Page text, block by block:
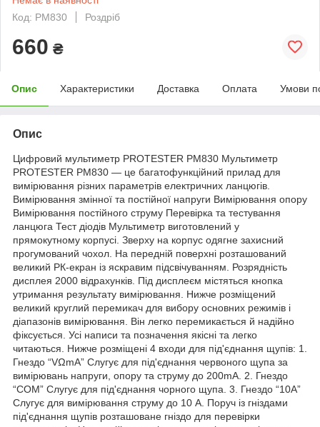
Код: PM830
Роздріб
660 ₴
Опис Характеристики Доставка Оплата Умови
Опис
Цифровий мультиметр PROTESTER PM830 Мультиметр
PROTESTER PM830 — це багатофункційний прилад для
вимірювання різних параметрів електричних ланцюгів.
Вимірювання змінної та постійної напруги Вимірювання опору
Вимірювання постійного струму Перевірка та тестування
ланцюга Тест діодів Мультиметр виготовлений у
прямокутному корпусі. Зверху на корпус одягне захисний
прогумований чохол. На передній поверхні розташований
великий РК-екран із яскравим підсвічуванням. Розрядність
дисплея 2000 відрахунків. Під дисплеєм містяться кнопка
утримання результату вимірювання. Нижче розміщений
великий круглий перемикач для вибору основних режимів і
діапазонів вимірювання. Він легко перемикається й надійно
фіксується. Усі написи та позначення якісні та легко
читаються. Нижче розміщені 4 входи для під'єднання щупів: 1.
Гнездо “VΩmA” Слугує для під'єднання червоного щупа за
вимірювань напруги, опору та струму до 200mA. 2. Гнездо
“COM” Слугує для під'єднання чорного щупа. 3. Гнездо “10A”
Слугує для вимірювання струму до 10 А. Поруч із гніздами
під'єднання щупів розташоване гніздо для перевірки